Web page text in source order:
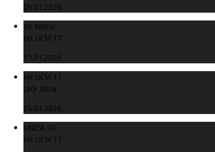
09.01.2026
VK NMnV
Hit UCM TT
17.01.2026
Hit UCM TT
UKF Nitra
24.01.2026
UNIZA ZA
Hit UCM TT